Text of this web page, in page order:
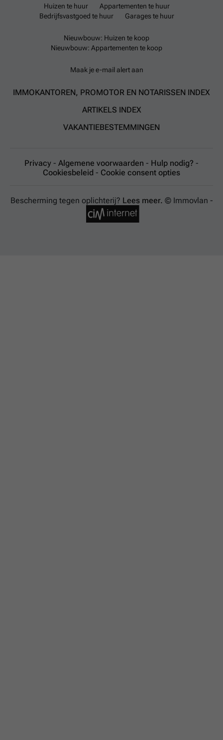
Huizen te huur
Appartementen te huur
Bedrijfsvastgoed te huur
Garages te huur
Nieuwbouw: Huizen te koop
Nieuwbouw: Appartementen te koop
Maak je e-mail alert aan
IMMOKANTOREN, PROMOTOR EN NOTARISSEN INDEX
ARTIKELS INDEX
VAKANTIEBESTEMMINGEN
Privacy - Algemene voorwaarden - Hulp nodig? -
Cookiesbeleid - Cookie consent opties
Bescherming tegen oplichterij? Lees meer. © Immovlan -